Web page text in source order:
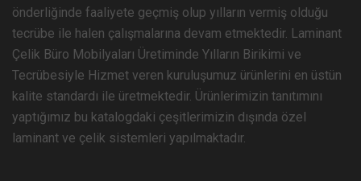
önderliğinde faaliyete geçmiş olup yılların vermiş olduğu
tecrübe ile halen çalışmalarına devam etmektedir. Laminant
Çelik Büro Mobilyaları Üretiminde Yılların Birikimi ve
Tecrübesiyle Hizmet veren kuruluşumuz ürünlerini en üstün
kalite standardı ile üretmektedir. Ürünlerimizin tanıtımını
yaptığımız bu katalogdaki çeşitlerimizin dışında özel
laminant ve çelik sistemleri yapılmaktadır.